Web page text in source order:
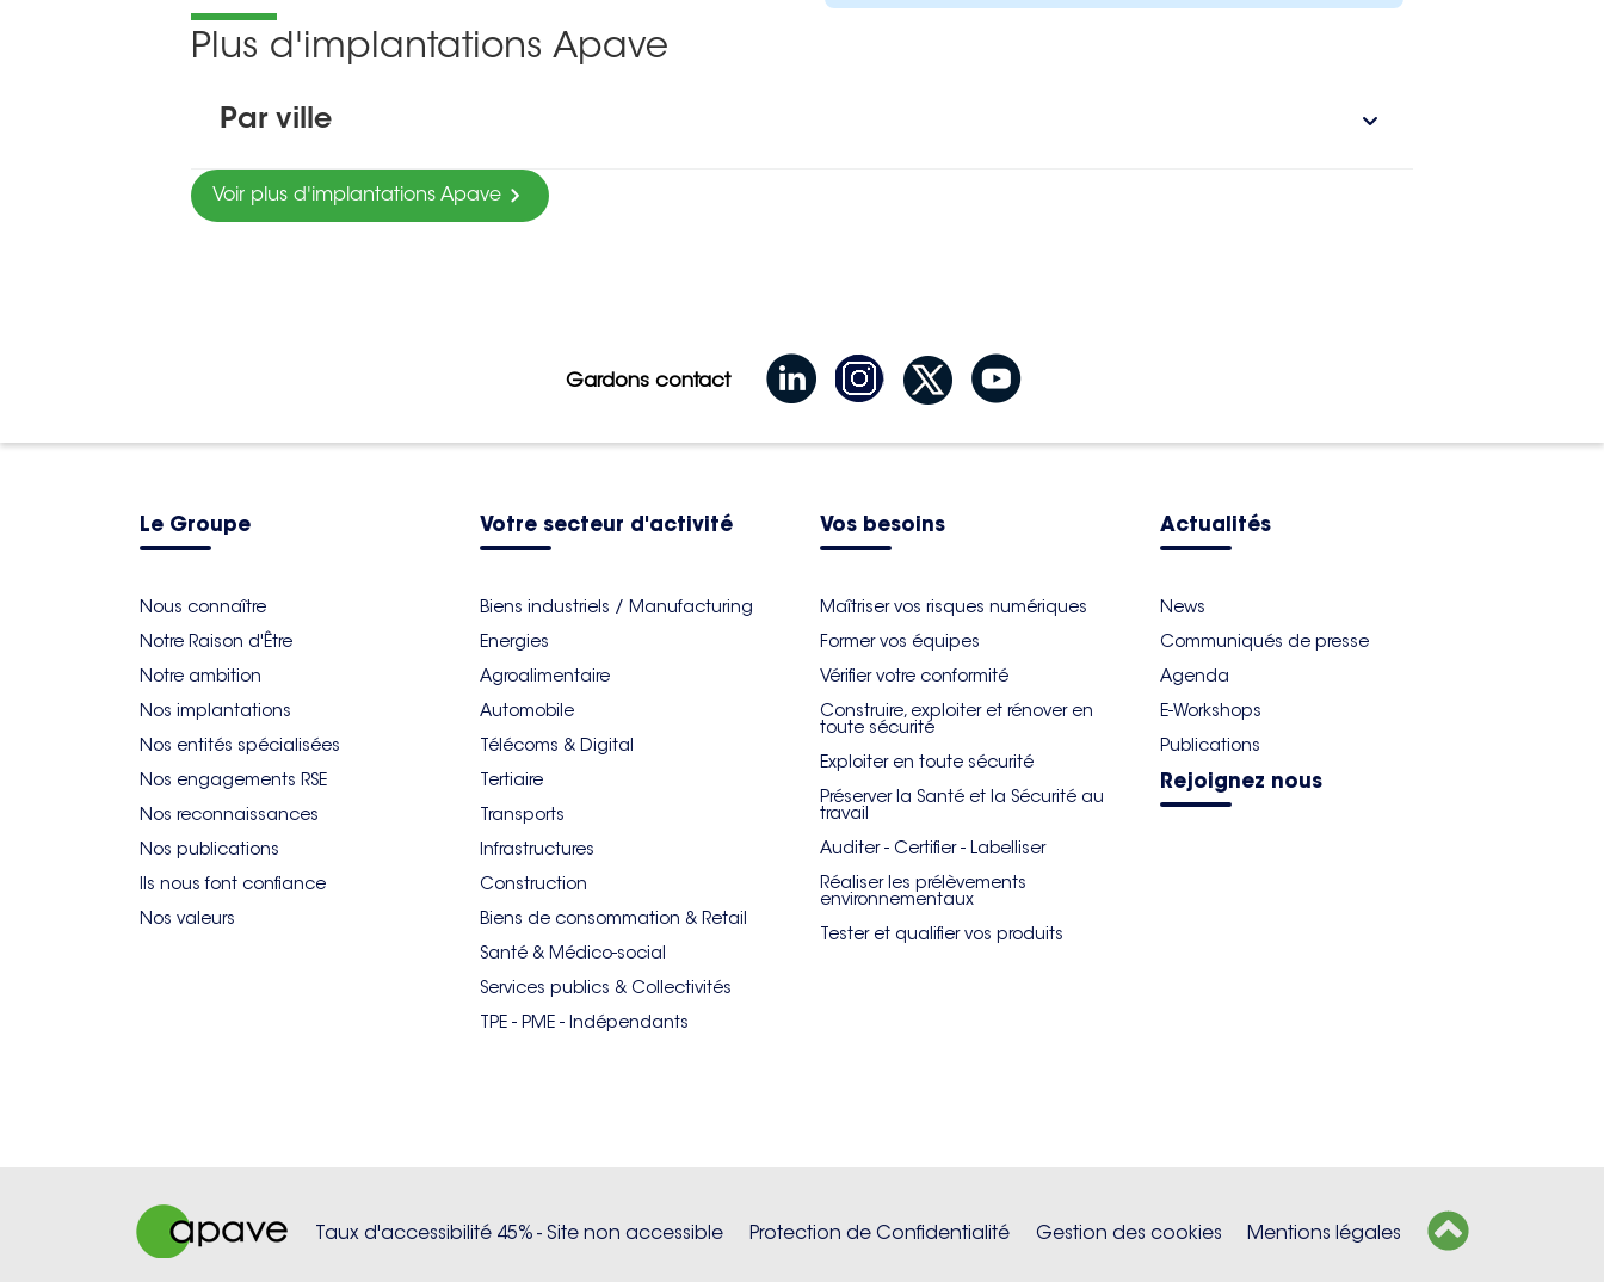
Plus d'implantations Apave
Par ville
Voir plus d'implantations Apave
Gardons contact
Le Groupe
Nous connaître
Notre Raison d'Être
Notre ambition
Nos implantations
Nos entités spécialisées
Nos engagements RSE
Nos reconnaissances
Nos publications
Ils nous font confiance
Nos valeurs
Votre secteur d'activité
Biens industriels / Manufacturing
Energies
Agroalimentaire
Automobile
Télécoms & Digital
Tertiaire
Transports
Infrastructures
Construction
Biens de consommation & Retail
Santé & Médico-social
Services publics & Collectivités
TPE - PME - Indépendants
Vos besoins
Maîtriser vos risques numériques
Former vos équipes
Vérifier votre conformité
Construire, exploiter et rénover en
toute sécurité
Exploiter en toute sécurité
Préserver la Santé et la Sécurité au
travail
Auditer - Certifier - Labelliser
Réaliser les prélèvements
environnementaux
Tester et qualifier vos produits
Actualités
News
Communiqués de presse
Agenda
E-Workshops
Publications
Rejoignez nous
Taux d'accessibilité 45% - Site non accessible Protection de Confidentialité Gestion des cookies Mentions légales